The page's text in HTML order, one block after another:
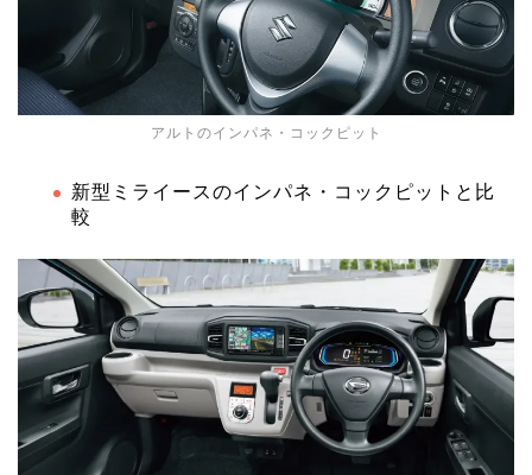
アルトのインパネ・コックピット
新型ミライースのインパネ・コックピットと比
較